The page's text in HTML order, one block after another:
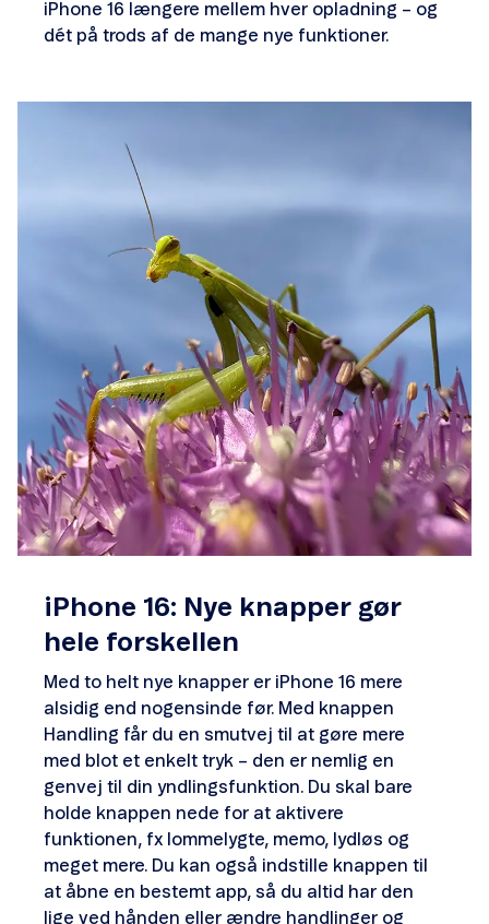
iPhone 16 længere mellem hver opladning – og
dét på trods af de mange nye funktioner.
iPhone 16: Nye knapper gør
hele forskellen
Med to helt nye knapper er iPhone 16 mere
alsidig end nogensinde før. Med knappen
Handling får du en smutvej til at gøre mere
med blot et enkelt tryk – den er nemlig en
genvej til din yndlingsfunktion. Du skal bare
holde knappen nede for at aktivere
funktionen, fx lommelygte, memo, lydløs og
meget mere. Du kan også indstille knappen til
at åbne en bestemt app, så du altid har den
lige ved hånden eller ændre handlinger og